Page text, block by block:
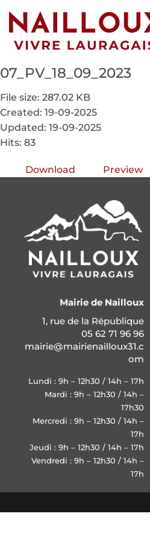
07_PV_18_09_2023
File size: 287.02 KB
Created: 19-09-2025
Updated: 19-09-2025
Hits: 83
Download Preview
Mairie de Nailloux
1, rue de la République
05 62 71 96 96
mairie@mairienailloux31.c
om
Lundi : 9h – 12h30 / 14h – 17h
Mardi : 9h – 12h30 / 14h –
17h30
Mercredi : 9h – 12h30 / 14h –
17h
Jeudi : 9h – 12h30 / 14h – 17h
Vendredi : 9h – 12h30 / 14h –
17h